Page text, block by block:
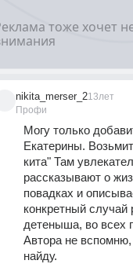
nikita_merser_2
Профи
13лет
Могу только
Екатерины.
кита" Там
рассказывают о
повадках и
конкретный случай
детеныша, во всех
Автора не
найду.